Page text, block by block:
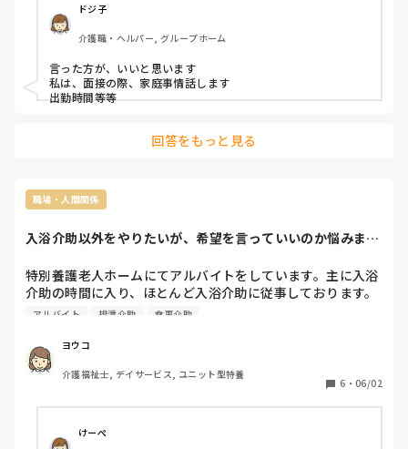
ドジ子
介護職・ヘルパー, グループホーム
言った方が、いいと思います
私は、面接の際、家庭事情話します
出勤時間等等
回答をもっと見る
職場・人間関係
入浴介助以外をやりたいが、希望を言っていいのか悩みま
特別養護老人ホームにてアルバイトをしています。主に入浴
介助の時間に入り、ほとんど入浴介助に従事しております。
今後、食事介助や、排泄介助にも入りたいと思っています
す。施設として決まった時間に決まったことをやるスタッフ
が、他の業務をやりたいという希望は管理者側として迷惑に
なるのかなと考えています。ご助言いただければ幸いです。
アルバイト 排泄介助 食事介助
ヨウコ
介護福祉士, デイサービス, ユニット型特養
6 ・ 06/02
けーぺ